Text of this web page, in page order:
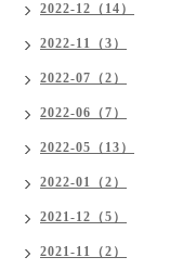
2022-12（14）
2022-11（3）
2022-07（2）
2022-06（7）
2022-05（13）
2022-01（2）
2021-12（5）
2021-11（2）